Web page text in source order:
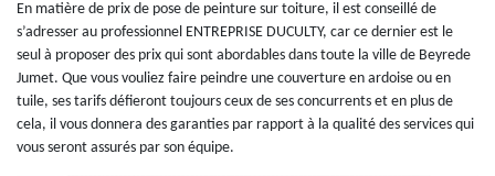
En matière de prix de pose de peinture sur toiture, il est conseillé de
s’adresser au professionnel ENTREPRISE DUCULTY, car ce dernier est le
seul à proposer des prix qui sont abordables dans toute la ville de Beyrede
Jumet. Que vous vouliez faire peindre une couverture en ardoise ou en
tuile, ses tarifs défieront toujours ceux de ses concurrents et en plus de
cela, il vous donnera des garanties par rapport à la qualité des services qui
vous seront assurés par son équipe.